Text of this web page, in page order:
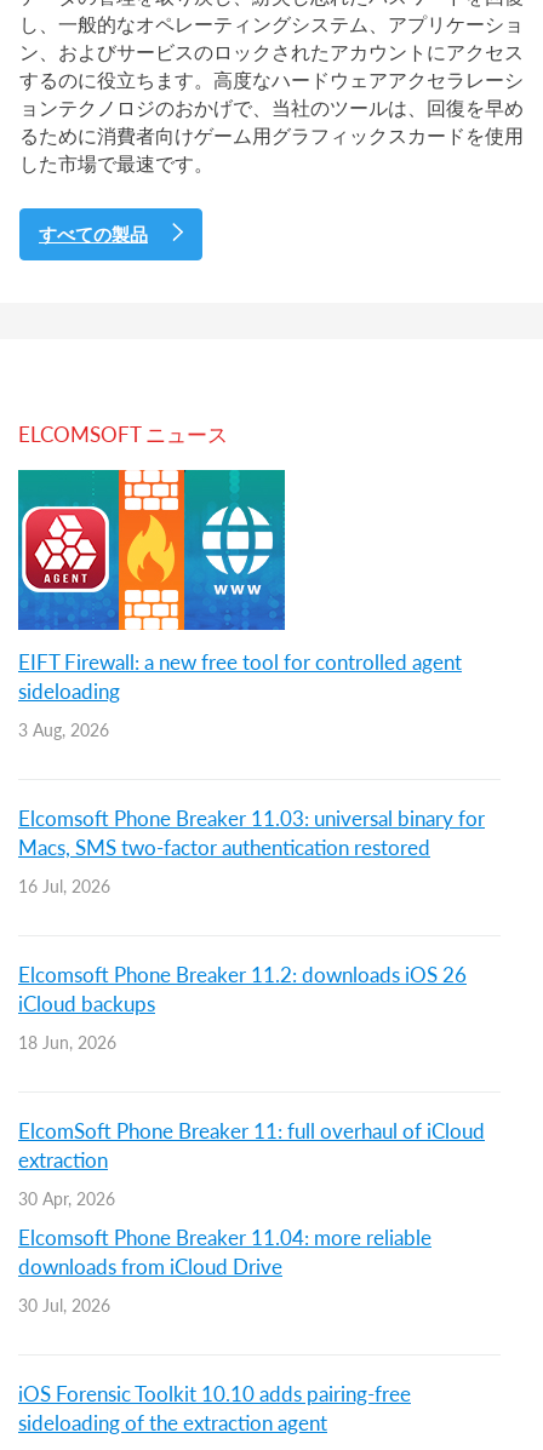
し、一般的なオペレーティングシステム、アプリケーショ
ン、およびサービスのロックされたアカウントにアクセス
するのに役立ちます。高度なハードウェアアクセラレーシ
ョンテクノロジのおかげで、当社のツールは、回復を早め
るために消費者向けゲーム用グラフィックスカードを使用
した市場で最速です。
すべての製品
ELCOMSOFT ニュース
EIFT Firewall: a new free tool for controlled agent
sideloading
3 Aug, 2026
Elcomsoft Phone Breaker 11.03: universal binary for
Macs, SMS two-factor authentication restored
16 Jul, 2026
Elcomsoft Phone Breaker 11.2: downloads iOS 26
iCloud backups
18 Jun, 2026
ElcomSoft Phone Breaker 11: full overhaul of iCloud
extraction
30 Apr, 2026
Elcomsoft Phone Breaker 11.04: more reliable
downloads from iCloud Drive
30 Jul, 2026
iOS Forensic Toolkit 10.10 adds pairing-free
sideloading of the extraction agent